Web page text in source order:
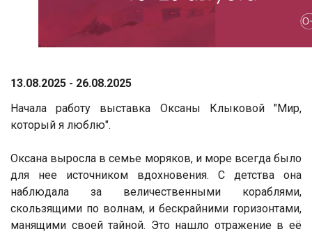
13.08.2025 - 26.08.2025
Начала работу выставка Оксаны Клыковой "Мир,
который я люблю".
Оксана выросла в семье моряков, и море всегда было
для нее источником вдохновения. С детства она
наблюдала за величественными кораблями,
скользящими по волнам, и бескрайними горизонтами,
манящими своей тайной. Это нашло отражение в её